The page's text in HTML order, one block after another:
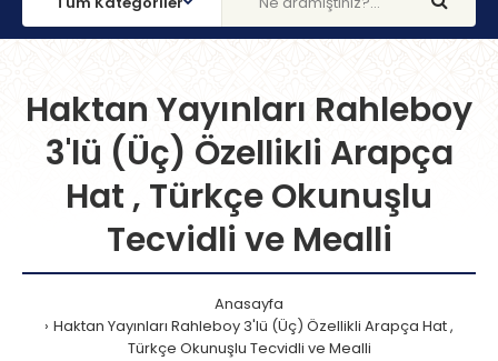
Haktan Yayınları Rahleboy
3'lü (Üç) Özellikli Arapça
Hat , Türkçe Okunuşlu
Tecvidli ve Mealli
Anasayfa
Haktan Yayınları Rahleboy 3'lü (Üç) Özellikli Arapça Hat ,
Türkçe Okunuşlu Tecvidli ve Mealli